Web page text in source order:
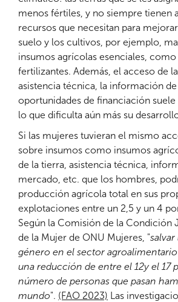
menos fértiles, y no siempre tienen
recursos que necesitan para
suelo y los cultivos, por ejemplo,
insumos agrícolas esenciales, como
fertilizantes. Además, el acceso de
asistencia técnica, la información
oportunidades de financiación suele
lo que dificulta aún más su
Si las mujeres tuvieran el mismo
sobre insumos como insumos
de la tierra, asistencia técnica,
mercado, etc. que los hombres,
producción agrícola total en sus
explotaciones entre un 2,5 y un 4
Según la Comisión de la Condición
de la Mujer de ONU Mujeres, "salvar
género en el sector
una reducción de entre el 12y el 17
número de personas que pasan
mundo". (FAO 2023) Las